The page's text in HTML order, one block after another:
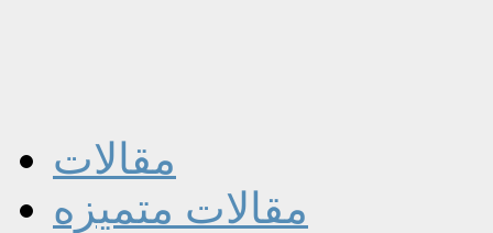
مقالات
مقالات متميزه